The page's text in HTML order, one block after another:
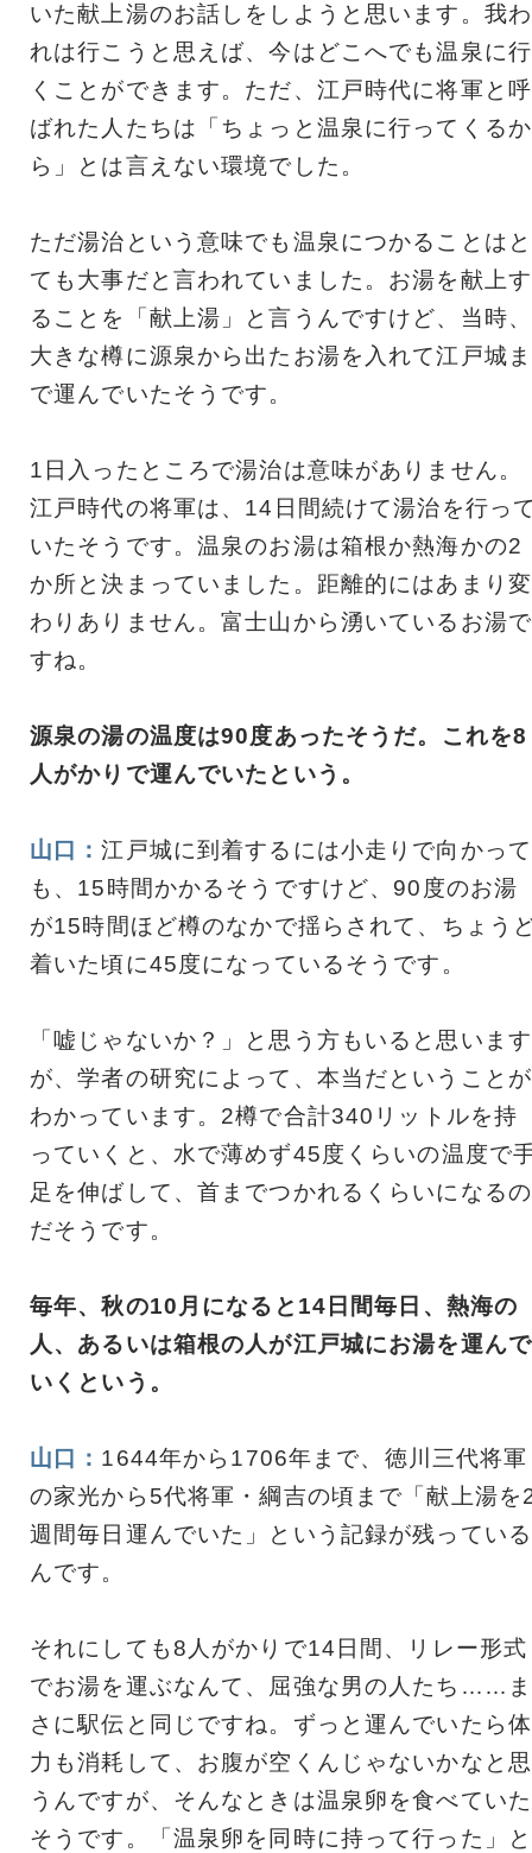
いた献上湯のお話しをしようと思います。我わ
れは行こうと思えば、今はどこへでも温泉に行
くことができます。ただ、江戸時代に将軍と呼
ばれた人たちは「ちょっと温泉に行ってくるか
ら」とは言えない環境でした。
ただ湯治という意味でも温泉につかることはと
ても大事だと言われていました。お湯を献上す
ることを「献上湯」と言うんですけど、当時、
大きな樽に源泉から出たお湯を入れて江戸城ま
で運んでいたそうです。
1日入ったところで湯治は意味がありません。
江戸時代の将軍は、14日間続けて湯治を行っ
いたそうです。温泉のお湯は箱根か熱海かの2
か所と決まっていました。距離的にはあまり変
わりありません。富士山から湧いているお湯で
すね。
源泉の湯の温度は90度あったそうだ。これを8
人がかりで運んでいたという。
山口：江戸城に到着するには小走りで向かって
も、15時間かかるそうですけど、90度のお湯
が15時間ほど樽のなかで揺らされて、ちょう
着いた頃に45度になっているそうです。
「嘘じゃないか？」と思う方もいると思います
が、学者の研究によって、本当だということが
わかっています。2樽で合計340リットルを持
っていくと、水で薄めず45度くらいの温度で
足を伸ばして、首までつかれるくらいになるの
だそうです。
毎年、秋の10月になると14日間毎日、熱海の
人、あるいは箱根の人が江戸城にお湯を運んで
いくという。
山口： 1644年から1706年まで、徳川三代将軍
の家光から5代将軍・綱吉の頃まで「献上湯を
週間毎日運んでいた」という記録が残っている
んです。
それにしても8人がかりで14日間、リレー形式
でお湯を運ぶなんて、屈強な男の人たち……ま
さに駅伝と同じですね。ずっと運んでいたら体
力も消耗して、お腹が空くんじゃないかなと思
うんですが、そんなときは温泉卵を食べていた
そうです。「温泉卵を同時に持って行った」と